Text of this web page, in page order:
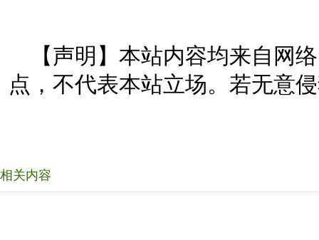
【声明】本站内容均来自网
点，不代表本站立场。若无意
相关内容